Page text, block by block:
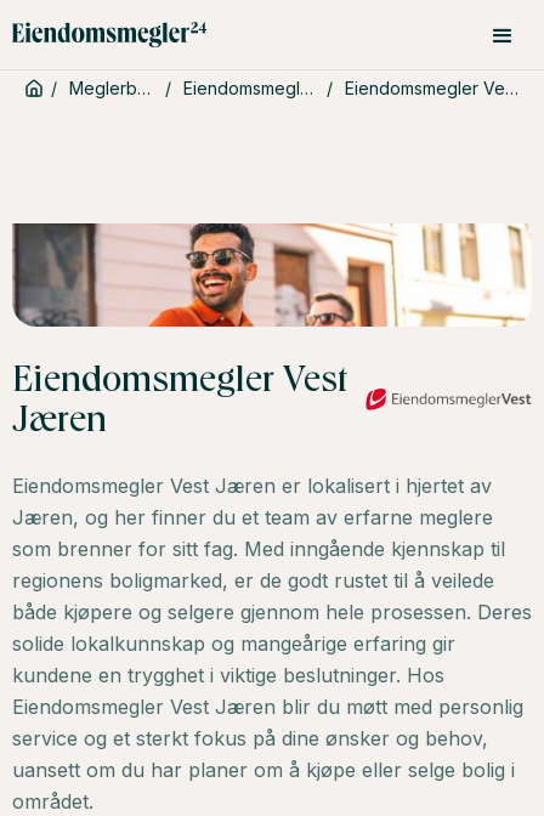
/ Meglerbyråer / Eiendomsmegler Vest / Eiendomsmegler Vest Jæren
Eiendomsmegler Vest
Jæren
Eiendomsmegler Vest Jæren er lokalisert i hjertet av
Jæren, og her finner du et team av erfarne meglere
som brenner for sitt fag. Med inngående kjennskap til
regionens boligmarked, er de godt rustet til å veilede
både kjøpere og selgere gjennom hele prosessen. Deres
solide lokalkunnskap og mangeårige erfaring gir
kundene en trygghet i viktige beslutninger. Hos
Eiendomsmegler Vest Jæren blir du møtt med personlig
service og et sterkt fokus på dine ønsker og behov,
uansett om du har planer om å kjøpe eller selge bolig i
området.